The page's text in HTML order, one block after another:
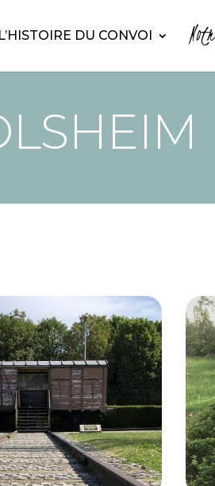
L’HISTOIRE DU CONVOI